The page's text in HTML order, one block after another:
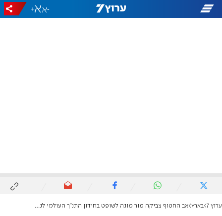
-
+
ערוץ 7 בארץ אב החטוף צביקה מור מונה לשופט בחידון התנ"ך העולמי לנוער שיתקיים ביום העצמאות